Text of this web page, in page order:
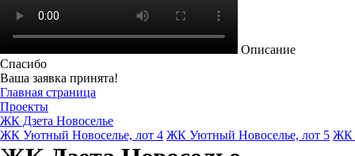
Описание
Спасибо
Ваша заявка принята!
Главная страница
Проекты
ЖК Дзета Новоселье
ЖК Уютный Новоселье, лот 4 ЖК Уютный Новоселье, лот 5 ЖК